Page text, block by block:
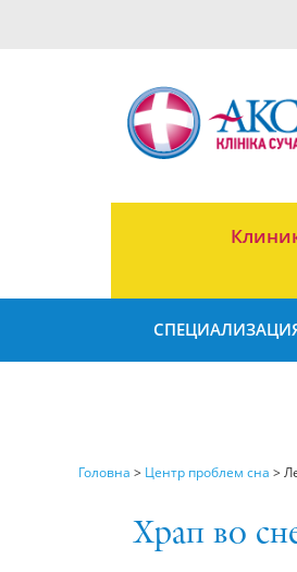
Головна > Центр проблем сна >
Храп во